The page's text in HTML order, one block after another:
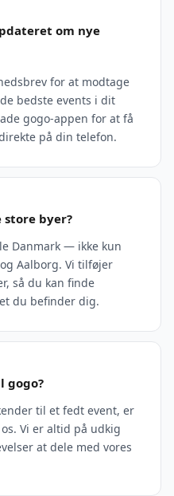
om nye
for at modtage
bedste events i dit
gogo-appen for at få
på din telefon.
store byer?
Danmark — ikke kun
Aalborg. Vi tilføjer
så du kan finde
du befinder dig.
gogo?
til et fedt event, er
Vi er altid på udkig
at dele med vores